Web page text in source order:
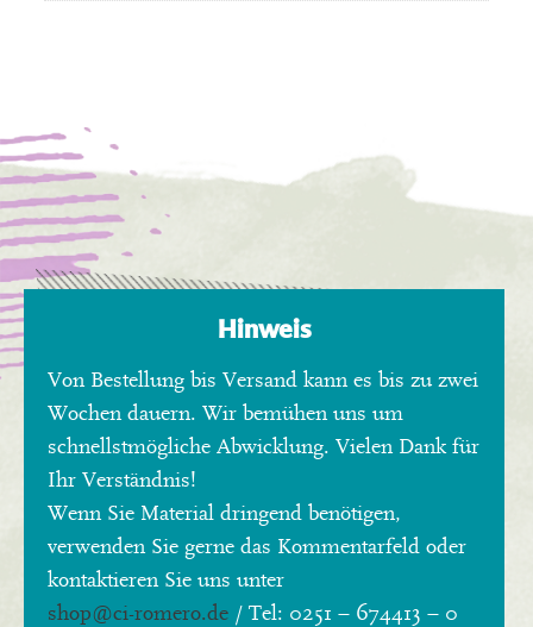
Hinweis
Von Bestellung bis Versand kann es bis zu zwei
Wochen dauern. Wir bemühen uns um
schnellstmögliche Abwicklung. Vielen Dank für
Ihr Verständnis!
Wenn Sie Material dringend benötigen,
verwenden Sie gerne das Kommentarfeld oder
kontaktieren Sie uns unter
shop@ci-romero.de / Tel: 0251 – 674413 – 0